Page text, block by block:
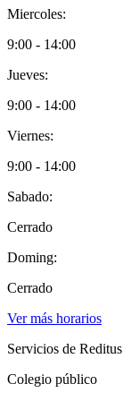
Miercoles:
9:00 - 14:00
Jueves:
9:00 - 14:00
Viernes:
9:00 - 14:00
Sabado:
Cerrado
Doming:
Cerrado
Ver más horarios
Servicios de
Colegio público